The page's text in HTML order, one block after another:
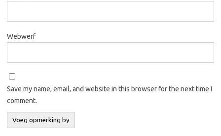
Webwerf
Save my name, email, and website in this browser for the next time I
comment.